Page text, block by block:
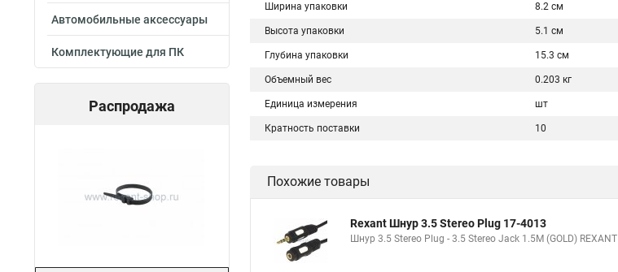
Автомобильные аксессуары
Комплектующие для ПК
Распродажа
Ширина упаковки 8.2 см
Высота упаковки 5.1 см
Глубина упаковки 15.3 см
Объемный вес 0.203 кг
Единица измерения шт
Кратность поставки 10
Похожие товары
Rexant Шнур 3.5 Stereo Plug 17-4013
Шнур 3.5 Stereo Plug - 3.5 Stereo Jack 1.5М (GOLD) REXANT